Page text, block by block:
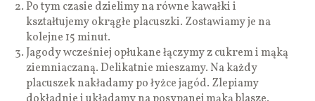
Po tym czasie dzielimy na równe kawałki i
kształtujemy okrągłe placuszki. Zostawiamy je na
kolejne 15 minut.
Jagody wcześniej opłukane łączymy z cukrem i mąką
ziemniaczaną. Delikatnie mieszamy. Na każdy
placuszek nakładamy po łyżce jagód. Zlepiamy